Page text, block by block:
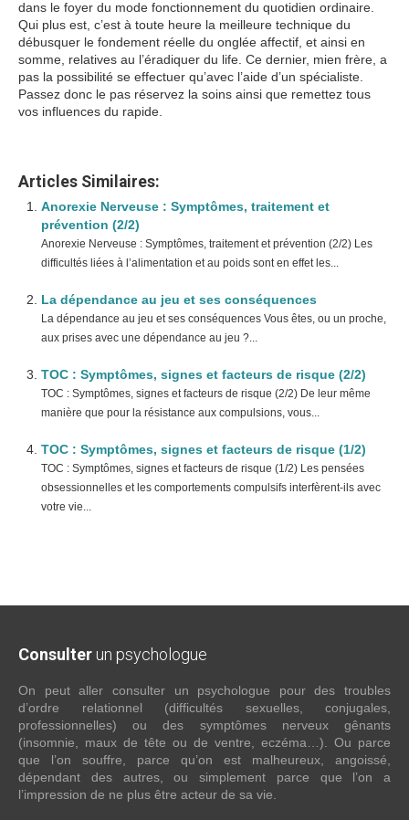
dans le foyer du mode fonctionnement du quotidien ordinaire.
Qui plus est, c’est à toute heure la meilleure technique du
débusquer le fondement réelle du onglée affectif, et ainsi en
somme, relatives au l’éradiquer du life. Ce dernier, mien frère, a
pas la possibilité se effectuer qu’avec l’aide d’un spécialiste.
Passez donc le pas réservez la soins ainsi que remettez tous
vos influences du rapide.
Articles Similaires:
Anorexie Nerveuse : Symptômes, traitement et
prévention (2/2)
Anorexie Nerveuse : Symptômes, traitement et prévention (2/2) Les
difficultés liées à l’alimentation et au poids sont en effet les...
La dépendance au jeu et ses conséquences
La dépendance au jeu et ses conséquences Vous êtes, ou un proche,
aux prises avec une dépendance au jeu ?...
TOC : Symptômes, signes et facteurs de risque (2/2)
TOC : Symptômes, signes et facteurs de risque (2/2) De leur même
manière que pour la résistance aux compulsions, vous...
TOC : Symptômes, signes et facteurs de risque (1/2)
TOC : Symptômes, signes et facteurs de risque (1/2) Les pensées
obsessionnelles et les comportements compulsifs interfèrent-ils avec
votre vie...
Consulter un psychologue
On peut aller consulter un psychologue pour des troubles
d’ordre relationnel (difficultés sexuelles, conjugales,
professionnelles) ou des symptômes nerveux gênants
(insomnie, maux de tête ou de ventre, eczéma…). Ou parce
que l’on souffre, parce qu’on est malheureux, angoissé,
dépendant des autres, ou simplement parce que l’on a
l’impression de ne plus être acteur de sa vie.